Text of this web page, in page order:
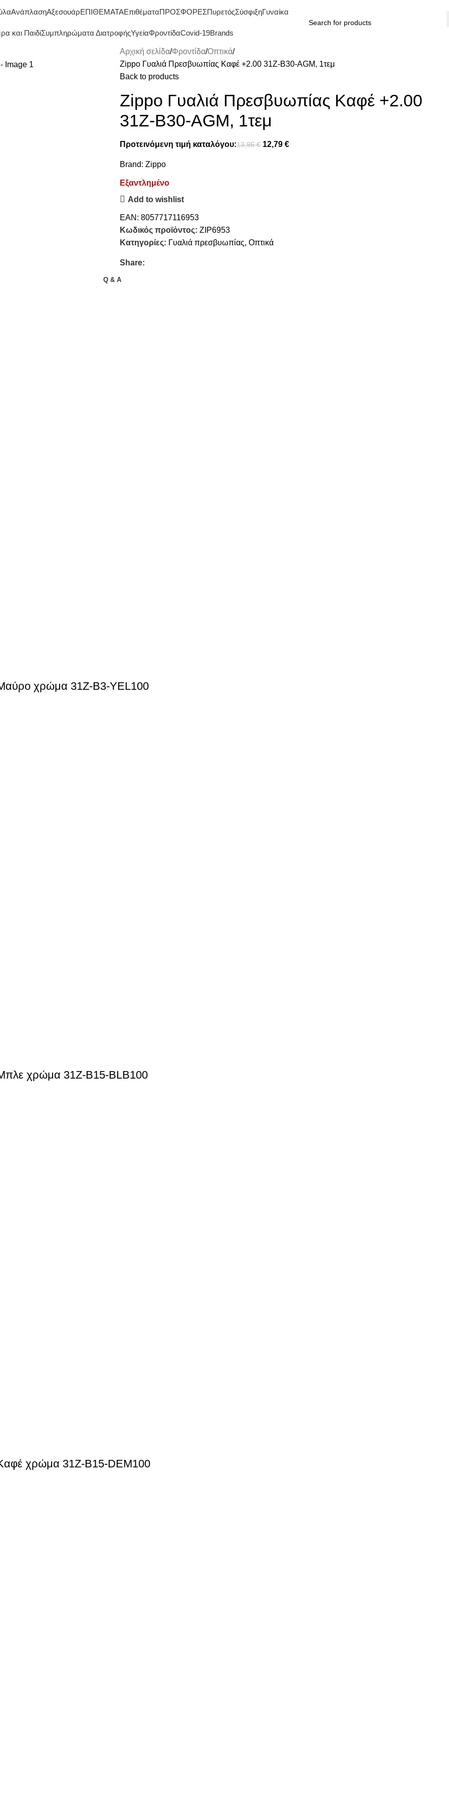
ΑνάπλασηΑξεσουάρΕΠΙΘΕΜΑΤΑΕπιθέματαΠΡΟΣΦΟΡΕΣΠυρετόςΣύσφιξηΓυναίκα
και ΠαιδίΣυμπληρώματα ΔιατροφήςΥγείαΦροντίδαCovid-19Brands
Αρχική σελίδα Φροντίδα Οπτικά
Zippo Γυαλιά Πρεσβυωπίας Καφέ +2.00 31Z-B30-AGM, 1τεμ
Back to products
Zippo Γυαλιά Πρεσβυωπίας Καφέ +2.00
31Z-B30-AGM, 1τεμ
Προτεινόμενη τιμή καταλόγου:13,95€ 12,79 €
Brand: Zippo
Εξαντλημένο
Add to wishlist
EAN: 8057717116953
Κωδικός προϊόντος: ZIP6953
Κατηγορίες: Γυαλιά πρεσβυωπίας, Οπτικά
Share:
Q & A
χρώμα 31Z-B3-YEL100
χρώμα 31Z-B15-BLB100
χρώμα 31Z-B15-DEM100